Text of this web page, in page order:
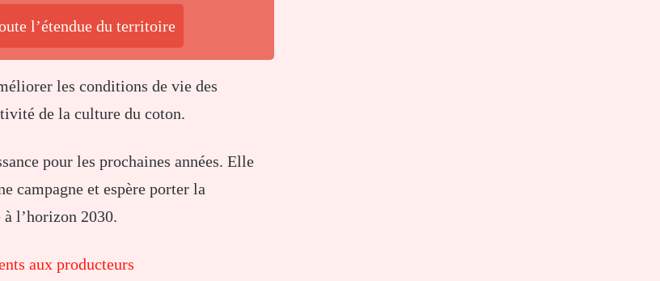
l’étendue du territoire
les conditions de vie des
de la culture du coton.
pour les prochaines années. Elle
campagne et espère porter la
l’horizon 2030.
aux producteurs